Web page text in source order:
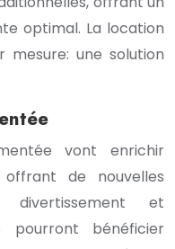
optimal. La location
une solution
vont enrichir
de nouvelles
divertissement et
pourront bénéficier